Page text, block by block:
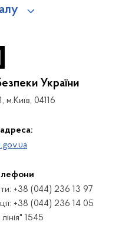
України
04116
+38 (044) 236 13 97
+38 (044) 236 14 05
1545